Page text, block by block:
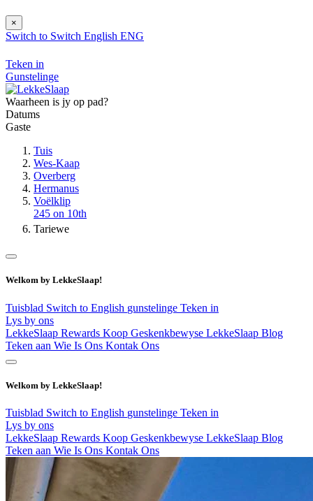
×
Switch to Switch English ENG
Teken in
Gunstelinge
Waarheen is jy op pad?
Datums
Gaste
Tuis
Wes-Kaap
Overberg
Hermanus
Voëlklip
245 on 10th
Tariewe
Welkom by LekkeSlaap!
Tuisblad Switch to English gunstelinge Teken in
Lys by ons
LekkeSlaap Rewards Koop Geskenkbewyse LekkeSlaap Blog
Teken aan Wie Is Ons Kontak Ons
Welkom by LekkeSlaap!
Tuisblad Switch to English gunstelinge Teken in
Lys by ons
LekkeSlaap Rewards Koop Geskenkbewyse LekkeSlaap Blog
Teken aan Wie Is Ons Kontak Ons